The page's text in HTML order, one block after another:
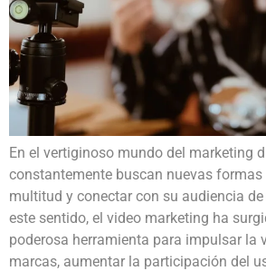
En el vertiginoso mundo del marketing
constantemente buscan nuevas formas
multitud y conectar con su audiencia
este sentido, el video marketing ha
poderosa herramienta para impulsar la
marcas, aumentar la participación del